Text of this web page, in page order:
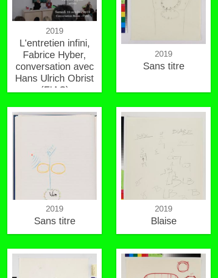
2019
L'entretien infini,
Fabrice Hyber,
conversation avec
Hans Ulrich Obrist
(FIAC)
2019
Sans titre
2019
Sans titre
2019
Blaise